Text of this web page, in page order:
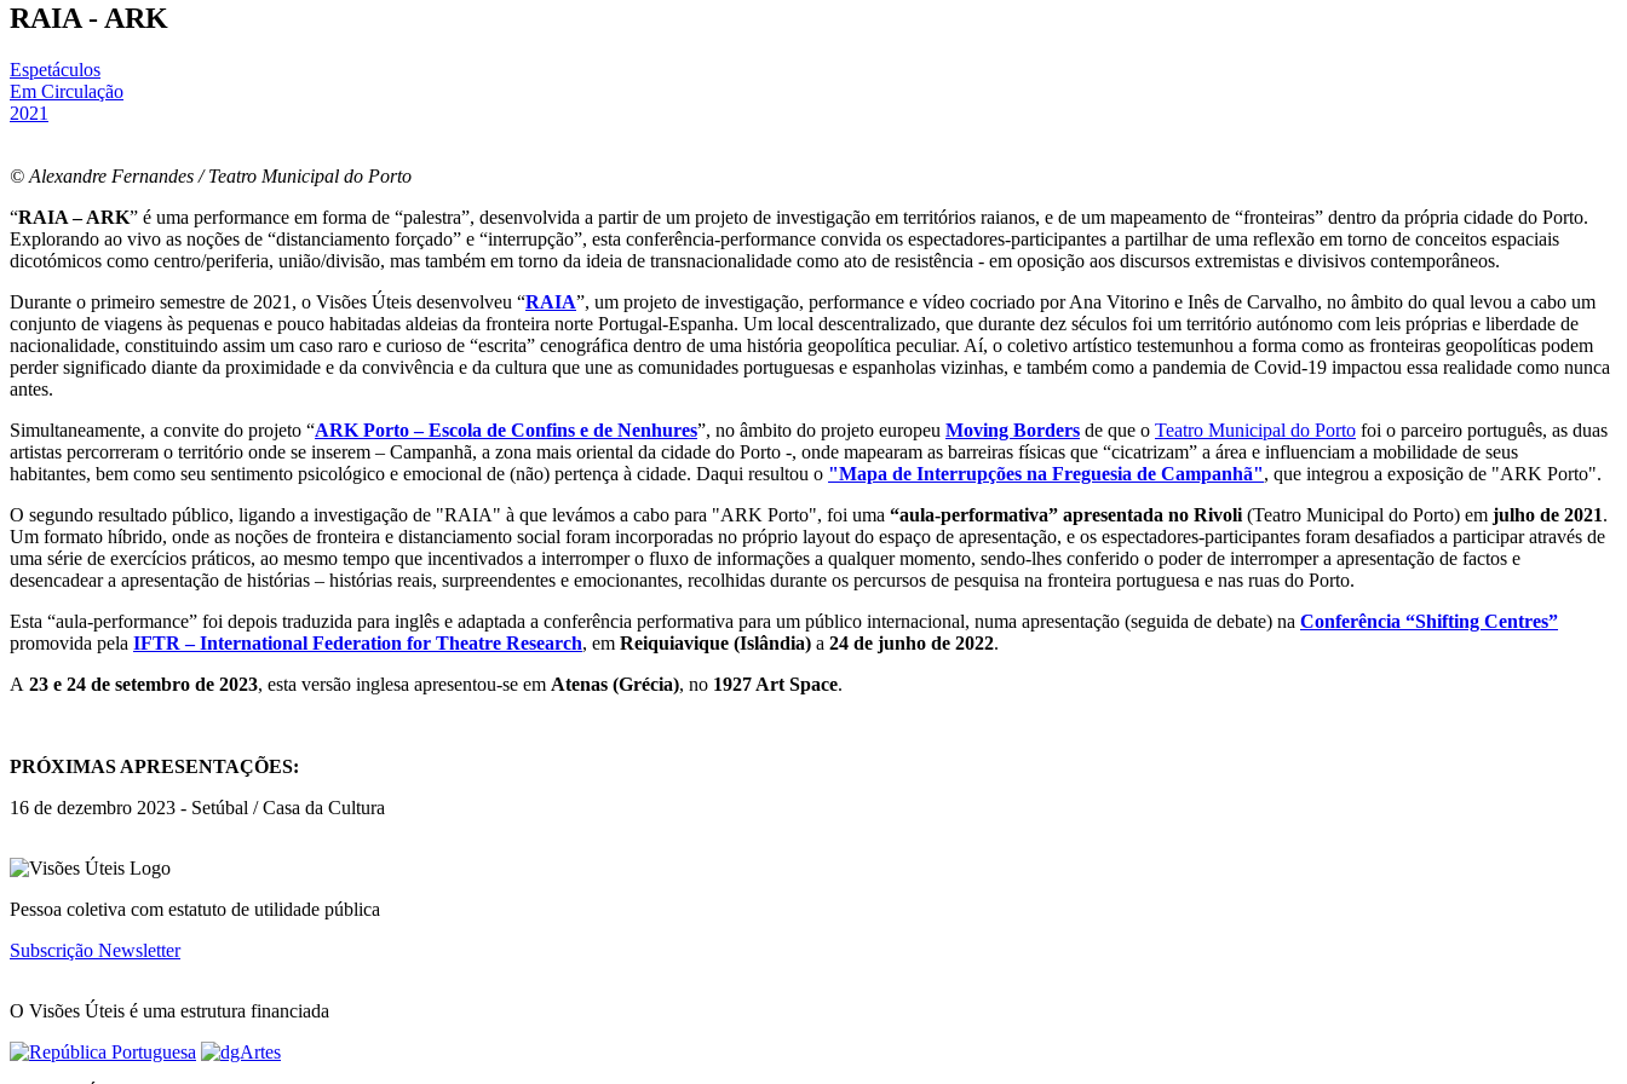
RAIA - ARK
Espetáculos
Em Circulação
2021
© Alexandre Fernandes / Teatro Municipal do Porto
“RAIA – ARK” é uma performance em forma de “palestra”, desenvolvida a partir de um projeto de investigação em territórios raianos, e de um mapeamento de “fronteiras” dentro da própria cidade do Porto.
Explorando ao vivo as noções de “distanciamento forçado” e “interrupção”, esta conferência-performance convida os espectadores-participantes a partilhar de uma reflexão em torno de conceitos espaciais
dicotómicos como centro/periferia, união/divisão, mas também em torno da ideia de transnacionalidade como ato de resistência - em oposição aos discursos extremistas e divisivos contemporâneos.
Durante o primeiro semestre de 2021, o Visões Úteis desenvolveu “RAIA”, um projeto de investigação, performance e vídeo cocriado por Ana Vitorino e Inês de Carvalho, no âmbito do qual levou a cabo um
conjunto de viagens às pequenas e pouco habitadas aldeias da fronteira norte Portugal-Espanha. Um local descentralizado, que durante dez séculos foi um território autónomo com leis próprias e liberdade de
nacionalidade, constituindo assim um caso raro e curioso de “escrita” cenográfica dentro de uma história geopolítica peculiar. Aí, o coletivo artístico testemunhou a forma como as fronteiras geopolíticas podem
perder significado diante da proximidade e da convivência e da cultura que une as comunidades portuguesas e espanholas vizinhas, e também como a pandemia de Covid-19 impactou essa realidade como nunca
antes.
Simultaneamente, a convite do projeto “ARK Porto – Escola de Confins e de Nenhures”, no âmbito do projeto europeu Moving Borders de que o Teatro Municipal do Porto foi o parceiro português, as duas
artistas percorreram o território onde se inserem – Campanhã, a zona mais oriental da cidade do Porto -, onde mapearam as barreiras físicas que “cicatrizam” a área e influenciam a mobilidade de seus
habitantes, bem como seu sentimento psicológico e emocional de (não) pertença à cidade. Daqui resultou o "Mapa de Interrupções na Freguesia de Campanhã", que integrou a exposição de "ARK Porto".
O segundo resultado público, ligando a investigação de "RAIA" à que levámos a cabo para "ARK Porto", foi uma “aula-performativa” apresentada no Rivoli (Teatro Municipal do Porto) em julho de 2021.
Um formato híbrido, onde as noções de fronteira e distanciamento social foram incorporadas no próprio layout do espaço de apresentação, e os espectadores-participantes foram desafiados a participar através de
uma série de exercícios práticos, ao mesmo tempo que incentivados a interromper o fluxo de informações a qualquer momento, sendo-lhes conferido o poder de interromper a apresentação de factos e
desencadear a apresentação de histórias – histórias reais, surpreendentes e emocionantes, recolhidas durante os percursos de pesquisa na fronteira portuguesa e nas ruas do Porto.
Esta “aula-performance” foi depois traduzida para inglês e adaptada a conferência performativa para um público internacional, numa apresentação (seguida de debate) na Conferência “Shifting Centres”
promovida pela IFTR – International Federation for Theatre Research, em Reiquiavique (Islândia) a 24 de junho de 2022.
A 23 e 24 de setembro de 2023, esta versão inglesa apresentou-se em Atenas (Grécia), no 1927 Art Space.
PRÓXIMAS APRESENTAÇÕES:
16 de dezembro 2023 - Setúbal / Casa da Cultura
Pessoa coletiva com estatuto de utilidade pública
Subscrição Newsletter
O Visões Úteis é uma estrutura financiada